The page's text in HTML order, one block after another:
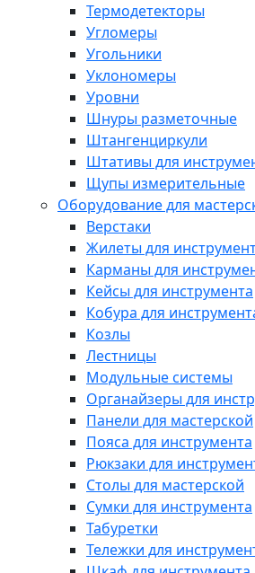
Термодетекторы
Угломеры
Угольники
Уклономеры
Уровни
Шнуры разметочные
Штангенциркули
Штативы для
Щупы измерительные
Оборудование для
Верстаки
Жилеты для
Карманы для
Кейсы для инструмента
Кобура для
Козлы
Лестницы
Модульные системы
Органайзеры для
Панели для мастерской
Пояса для инструмента
Рюкзаки для
Столы для мастерской
Сумки для инструмента
Табуретки
Тележки для